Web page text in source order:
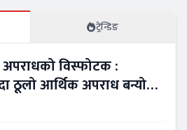
ट्रेन्डिङ
विस्फोटक :
ठूलो आर्थिक अपराध बन्यो